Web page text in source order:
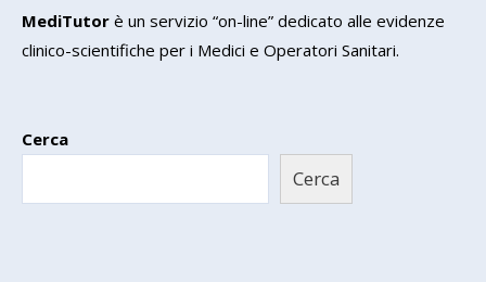
MediTutor è un servizio “on-line” dedicato alle evidenze
clinico-scientifiche per i Medici e Operatori Sanitari.
Cerca
Cerca